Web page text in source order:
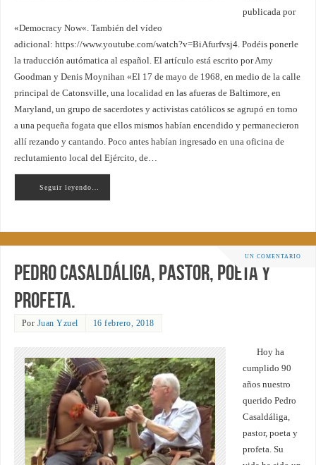
publicada por
«Democracy Now«. También del vídeo
adicional: https://www.youtube.com/watch?v=BiAfurfvsj4. Podéis ponerle
la traducción autómatica al español. El artículo está escrito por Amy
Goodman y Denis Moynihan «El 17 de mayo de 1968, en medio de la calle
principal de Catonsville, una localidad en las afueras de Baltimore, en
Maryland, un grupo de sacerdotes y activistas católicos se agrupó en torno
a una pequeña fogata que ellos mismos habían encendido y permanecieron
allí rezando y cantando. Poco antes habían ingresado en una oficina de
reclutamiento local del Ejército, de…
Seguir leyendo…
UN COMENTARIO
Pedro Casaldáliga, pastor, poeta y
profeta.
Por Juan Yzuel 16 febrero, 2018
Hoy ha
cumplido 90
años nuestro
querido Pedro
Casaldáliga,
pastor, poeta y
profeta. Su